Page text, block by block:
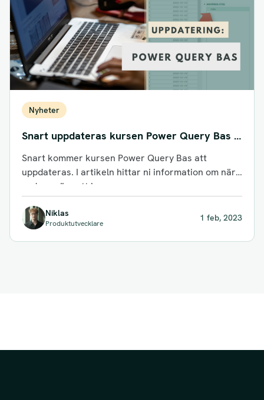
Nyheter
Snart uppdateras kursen Power Query Bas –
se en exempellektion från kursen
Snart kommer kursen Power Query Bas att
uppdateras. I artikeln hittar ni information om när,
vad som är nytt i...
Niklas
Produktutvecklare
1 feb, 2023